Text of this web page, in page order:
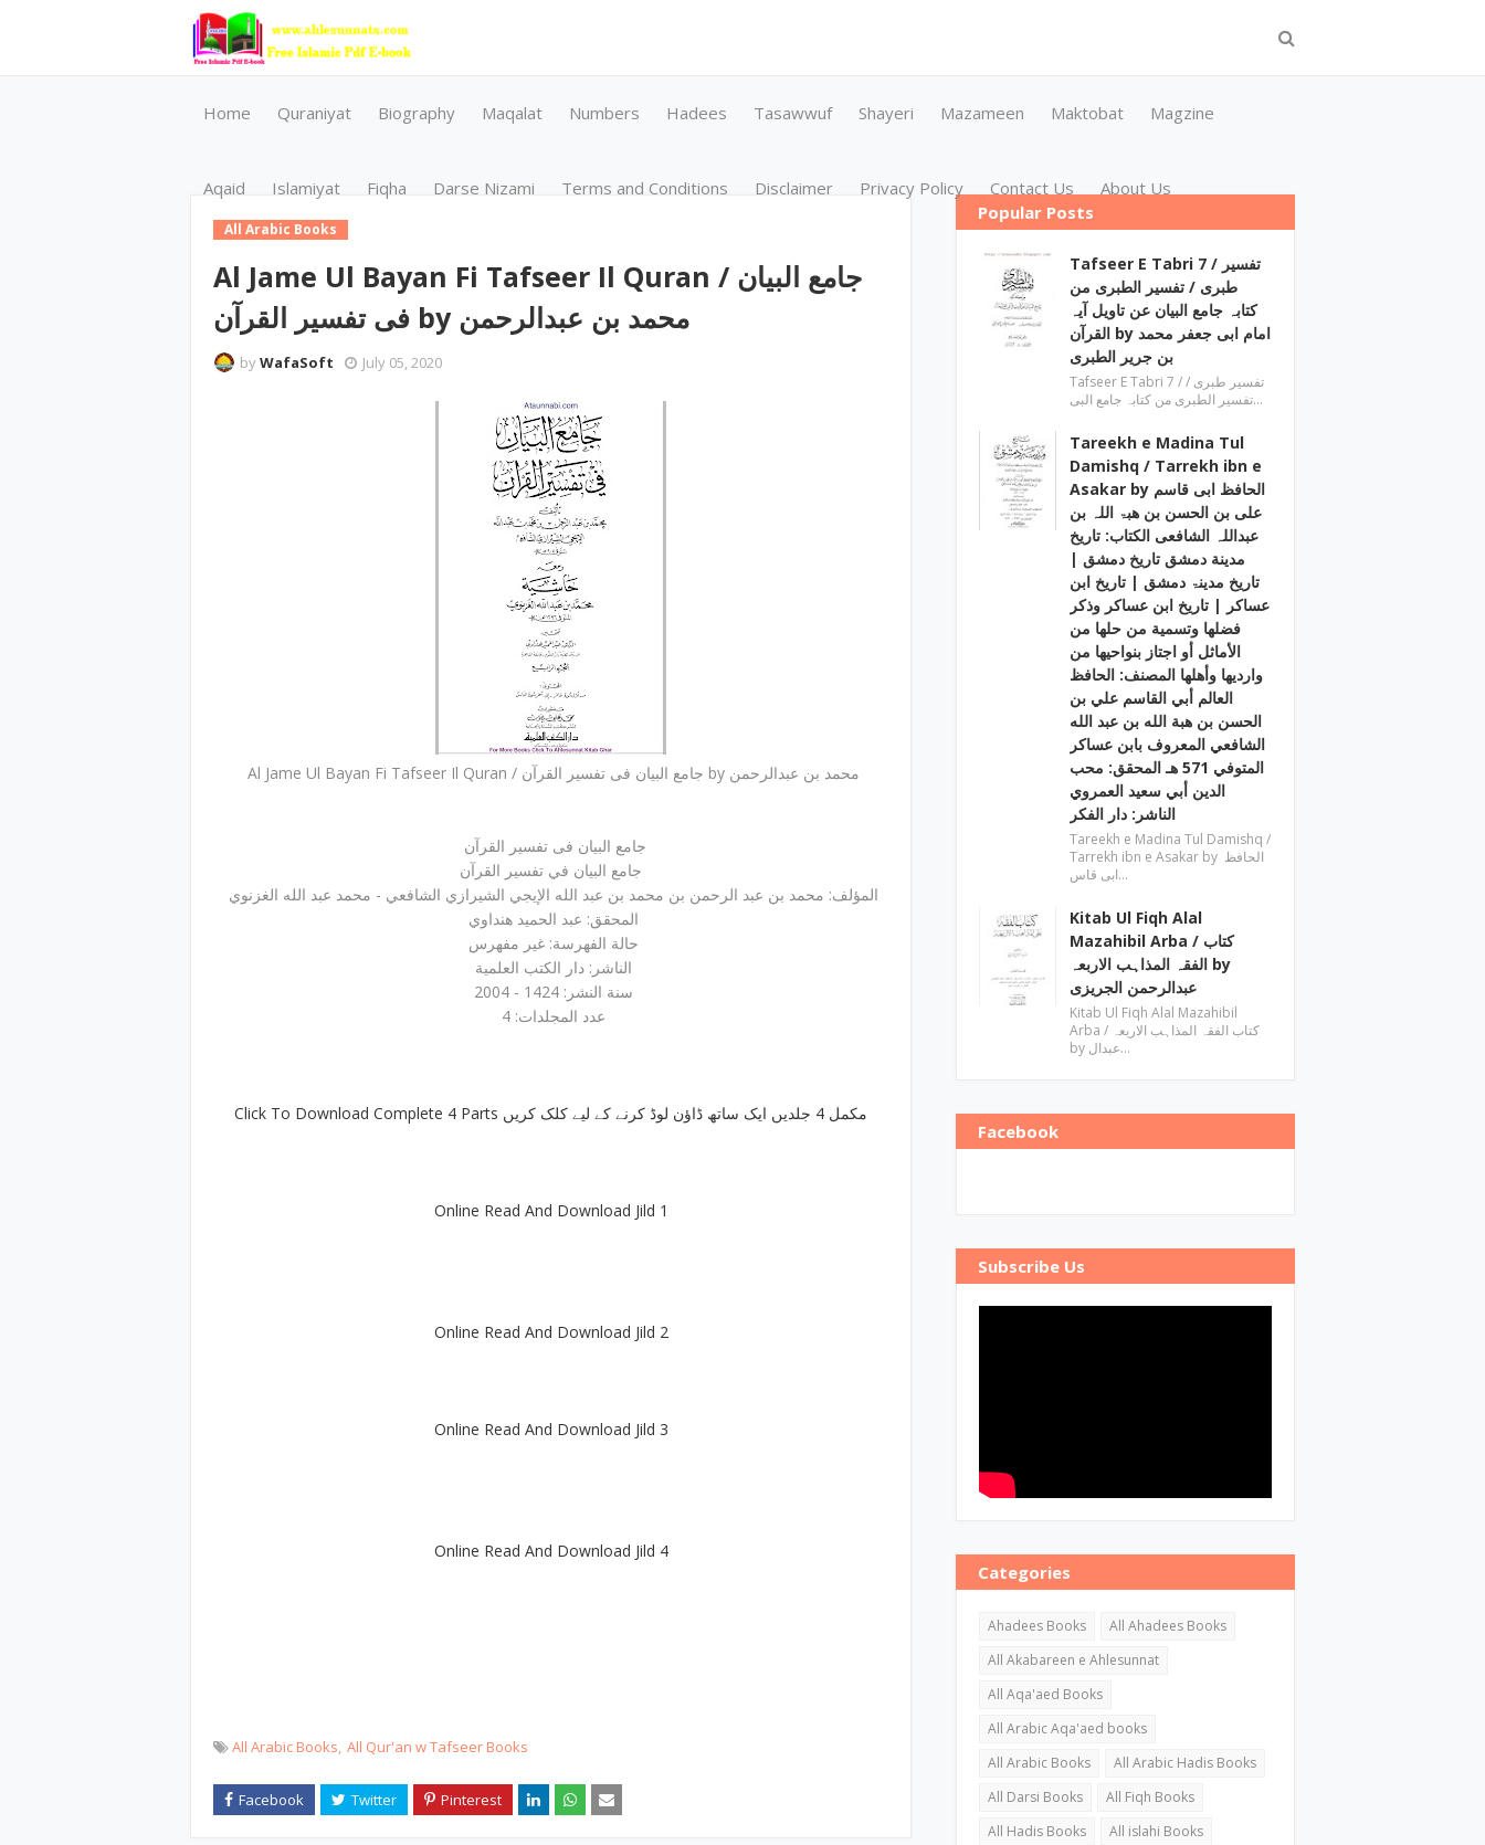
Home Quraniyat Biography Maqalat Numbers Hadees Tasawwuf Shayeri Mazameen Maktobat Magzine
Aqaid Islamiyat Fiqha Darse Nizami Terms and Conditions Disclaimer Privacy Policy Contact Us About Us
All Arabic Books
Al Jame Ul Bayan Fi Tafseer Il Quran / جامع البیان
فی تفسیر القرآن by محمد بن عبدالرحمن
byWafaSoft July 05, 2020
Al Jame Ul Bayan Fi Tafseer Il Quran / جامع البیان فی تفسیر القرآن by محمد بن عبدالرحمن
جامع البيان في تفسير القرآن
المؤلف: محمد بن عبد الرحمن بن محمد بن عبد الله الإيجي الشيرازي الشافعي - محمد عبد الله الغزنوي
المحقق: عبد الحميد هنداوي
حالة الفهرسة: غير مفهرس
الناشر: دار الكتب العلمية
سنة النشر: 1424 - 2004
عدد المجلدات: 4
Click To Download Complete 4 Parts مکمل 4 جلدیں ایک ساتھ ڈاؤن لوڈ کرنے کے لیے کلک کریں
Online Read And Download Jild 1
Online Read And Download Jild 2
Online Read And Download Jild 3
Online Read And Download Jild 4
All Arabic Books All Qur'an w Tafseer Books
Popular Posts
Tafseer E Tabri 7 / تفسیر
طبری / تفسیر الطبری من
کتابہ جامع البیان عن تاویل آیہ
القرآن by امام ابی جعفر محمد
بن جریر الطبری
Tafseer E Tabri 7 / تفسیر طبری /
تفسیر الطبری من کتابہ جامع البی…
Tareekh e Madina Tul
Damishq / Tarrekh ibn e
Asakar by الحافظ ابی قاسم
علی بن الحسن بن ھبۃ اللہ بن
عبداللہ الشافعی الكتاب: تاريخ
مدينة دمشق تاريخ دمشق |
تاریخ مدینۃ دمشق | تاریخ ابن
عساکر | تاريخ ابن عساكر وذكر
فضلها وتسمية من حلها من
الأماثل أو اجتاز بنواحيها من
وارديها وأهلها المصنف: الحافظ
العالم أبي القاسم علي بن
الحسن بن هبة الله بن عبد الله
الشافعي المعروف بابن عساكر
المتوفي 571 هـ المحقق: محب
الدين أبي سعيد العمروي
الناشر: دار الفكر
Tareekh e Madina Tul Damishq /
Tarrekh ibn e Asakar by الحافظ
ابی قاس…
Kitab Ul Fiqh Alal
Mazahibil Arba / کتاب
الفقہ المذاہب الاربعہ by
عبدالرحمن الجریزی
Kitab Ul Fiqh Alal Mazahibil
Arba / کتاب الفقہ المذاہب الاربعہ
by عبدال…
Facebook
Subscribe Us
Categories
Ahadees Books
All Ahadees Books
All Akabareen e Ahlesunnat
All Aqa'aed Books
All Arabic Aqa'aed books
All Arabic Books
All Arabic Hadis Books
All Darsi Books
All Fiqh Books
All Hadis Books
All islahi Books